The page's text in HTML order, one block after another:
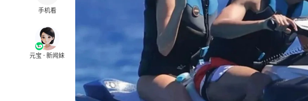
手机看
元宝 · 新闻妹